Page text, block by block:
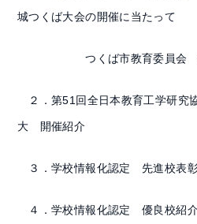
城つくば大会の開催に当たって
つくば市教育委員会 教
２．第51回全日本教育工学研究
大 開催紹介
３．学校情報化認定 先進校表
４．学校情報化認定 優良校紹